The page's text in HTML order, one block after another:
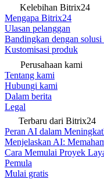
Kelebihan Bitrix24
Mengapa Bitrix24
Ulasan pelanggan
Bandingkan dengan solusi
Kustomisasi produk
Perusahaan kami
Tentang kami
Hubungi kami
Dalam berita
Legal
Terbaru dari Bitrix24
Peran AI dalam
Menjelaskan AI:
Cara Memulai Proyek
Pemula
Mulai gratis